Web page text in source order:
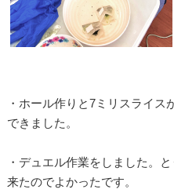
・ホール作りと7ミリスライ
できました。
・デュエル作業をしました。
来たのでよかったです。